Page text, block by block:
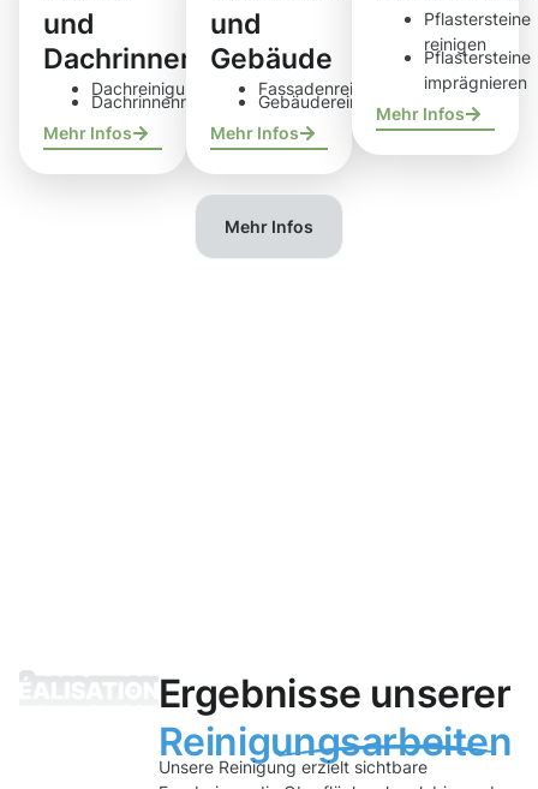
und
Dachrinnen
Dachreinigung
Dachrinnenreinigung
Mehr Infos
und
Gebäude
Fassadenreinigung
Gebäudereinigung
Mehr Infos
Pflastersteine
reinigen
Pflastersteine
imprägnieren
Mehr Infos
Mehr Infos
Ergebnisse unserer
Reinigungsarbeiten
Unsere Reinigung erzielt sichtbare